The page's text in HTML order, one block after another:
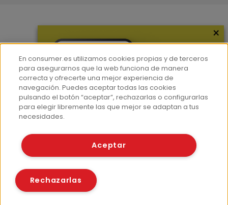
Hemeroteca
Contacto
Prensa
Corpus Lingüístico Consumer
© Fundación EROSKI
Políticas de cookies
×
En consumer.es utilizamos cookies propias y de terceros
para asegurarnos que la web funciona de manera
correcta y ofrecerte una mejor experiencia de
navegación. Puedes aceptar todas las cookies
pulsando el botón “aceptar”, rechazarlas o configurarlas
para elegir libremente las que mejor se adaptan a tus
necesidades.
Aceptar
Rechazarlas